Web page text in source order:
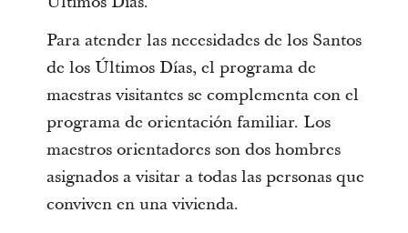
Para atender las necesidades de los Santos
de los Últimos Días, el programa de
maestras visitantes se complementa con el
programa de orientación familiar. Los
maestros orientadores son dos hombres
asignados a visitar a todas las personas que
conviven en una vivienda.